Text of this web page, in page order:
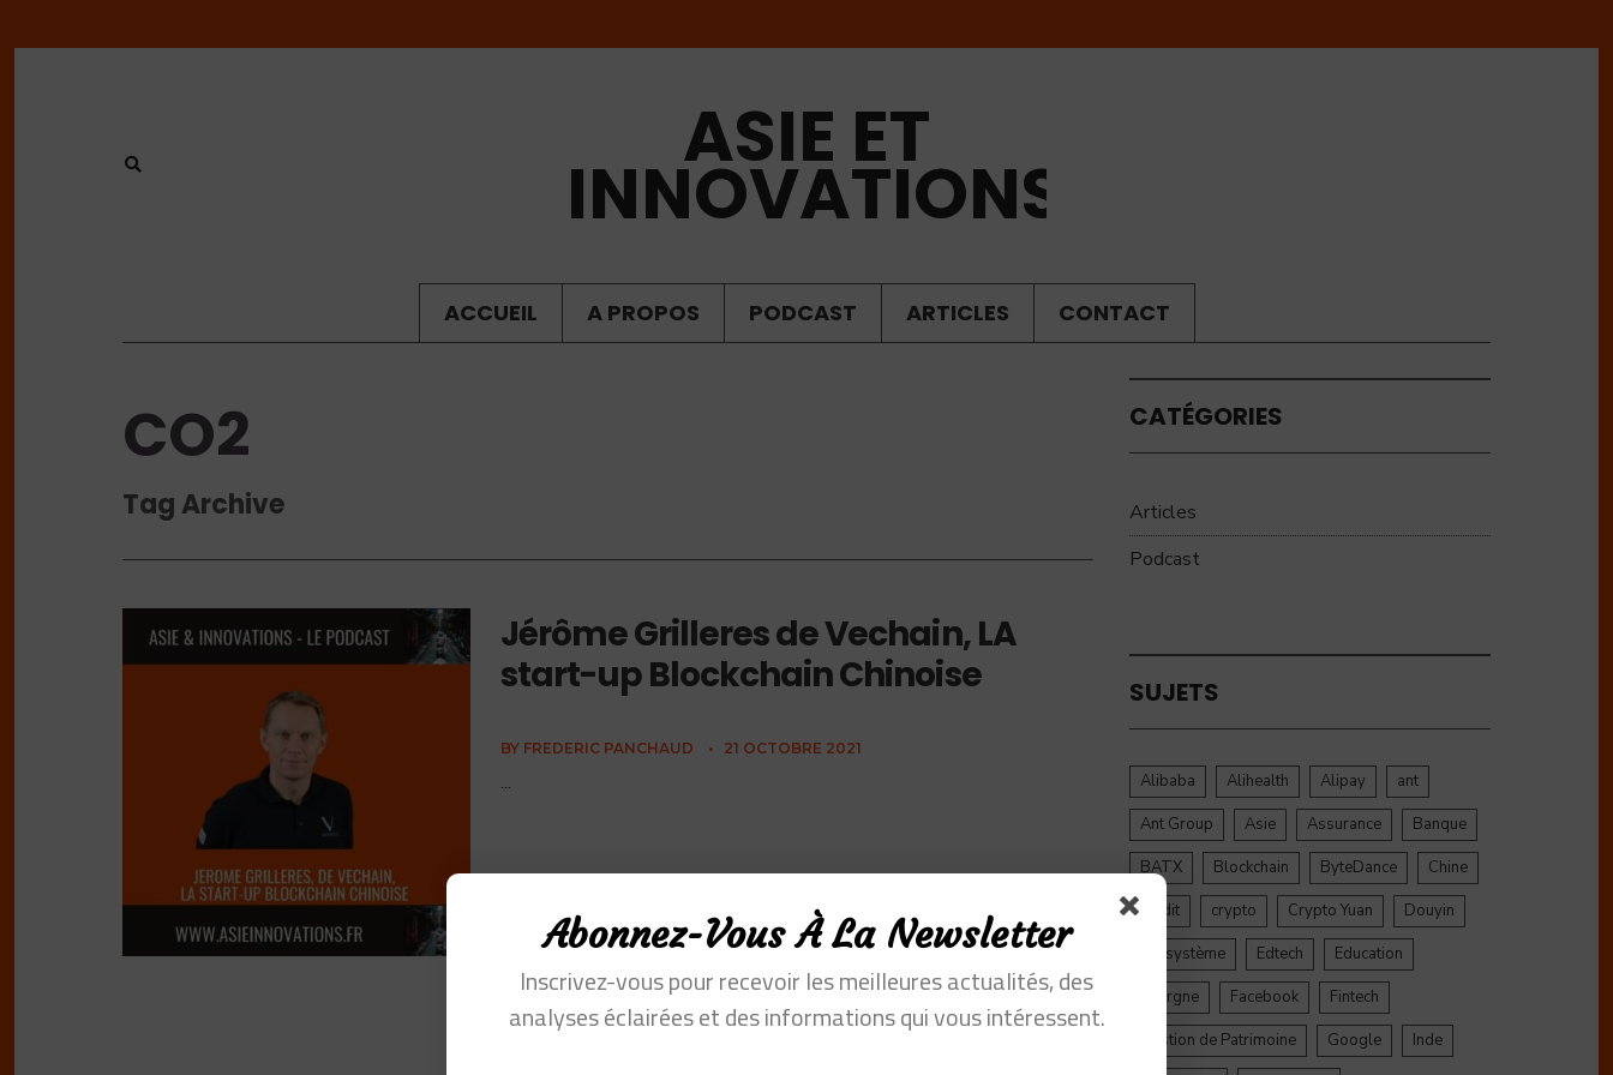
ASIE ET
INNOVATIONS
ACCUEIL A PROPOS PODCAST ARTICLES CONTACT
CO2
Tag Archive
Jérôme Grilleres de Vechain, LA
start-up Blockchain Chinoise
BY FREDERIC PANCHAUD • 21 OCTOBRE 2021
...
CATÉGORIES
Articles
Podcast
SUJETS
Alibaba Alihealth Alipay
ant
Ant Group
Asie Assurance
Banque
BATX
Blockchain ByteDance
Chine
credit
crypto Crypto Yuan
Douyin
Ecosystème
Edtech
Education
Epargne
Facebook
Fintech
Gestion de Patrimoine
Google
Inde
Abonnez-Vous À La Newsletter
Inscrivez-vous pour recevoir les meilleures actualités, des
analyses éclairées et des informations qui vous intéressent.